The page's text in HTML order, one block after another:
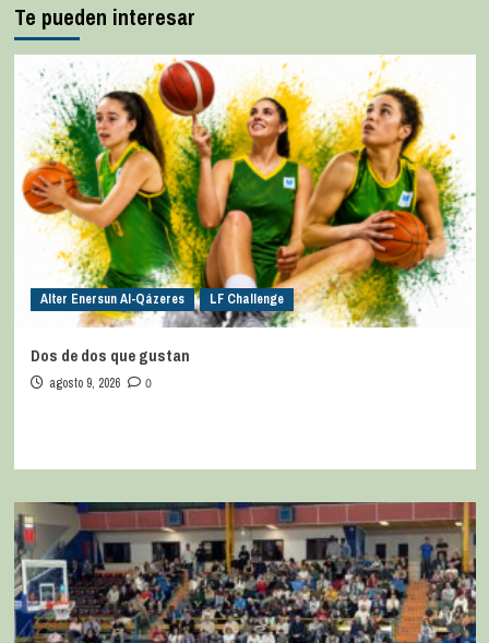
Te pueden interesar
Alter Enersun Al-Qázeres LF Challenge
Dos de dos que gustan
agosto 9, 2026 0